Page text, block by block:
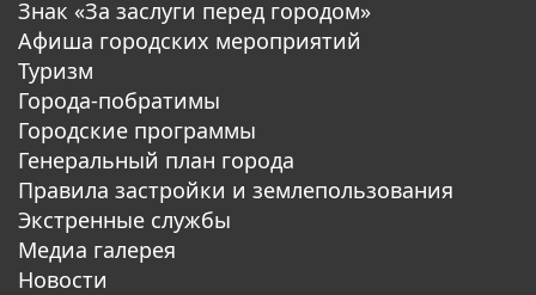
Знак «За заслуги перед городом»
Афиша городских мероприятий
Туризм
Города-побратимы
Городские программы
Генеральный план города
Правила застройки и землепользования
Экстренные службы
Медиа галерея
Новости